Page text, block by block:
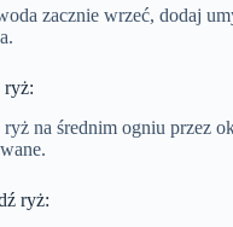
zacznie wrzeć, dodaj
ryż:
na średnim ogniu przez
ryż: